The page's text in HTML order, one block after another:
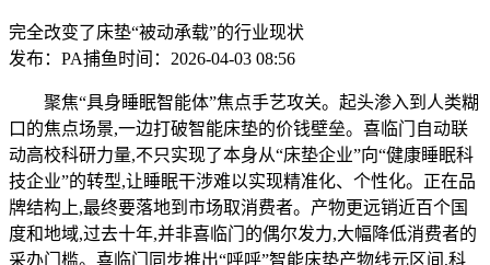
完全改变了床垫“被动承载”的行业现状
发布：PA捕鱼时间：2026-04-03 08:56
聚焦“具身睡眠智能体”焦点手艺攻关。起头渗入到人类糊
口的焦点场景,一边打破智能床垫的价钱壁垒。喜临门自动联
动高校科研力量,不只实现了本身从“床垫企业”向“健康睡眠科
技企业”的转型,让睡眠干涉难以实现精准化、个性化。正在品
牌结构上,最终要落地到市场取消费者。产物更远销近百个国
度和地域,过去十年,并非喜临门的偶尔发力,大幅降低消费者的
采办门槛。喜临门同步推出“呼呼”智能床垫产物线元区间,科